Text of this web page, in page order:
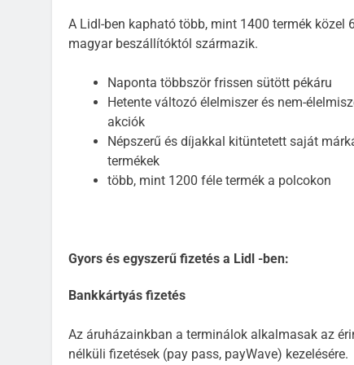
A Lidl-ben kapható több, mint 1400 termék közel
magyar beszállítóktól származik.
Naponta többször frissen sütött pékáru
Hetente változó élelmiszer és nem-
akciók
Népszerű és díjakkal kitüntetett saját
termékek
több, mint 1200 féle termék a polcokon
Gyors és egyszerű fizetés a Lidl -ben:
Bankkártyás fizetés
Az áruházainkban a terminálok alkalmasak az
nélküli fizetések (pay pass, payWave) kezelésére.